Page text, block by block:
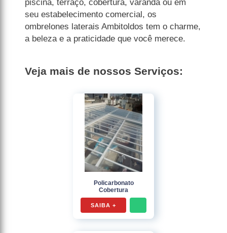
piscina, terraço, cobertura, varanda ou em
seu estabelecimento comercial, os
ombrelones laterais Ambitoldos tem o charme,
a beleza e a praticidade que você merece.
Veja mais de nossos Serviços:
Policarbonato
Cobertura
SAIBA +